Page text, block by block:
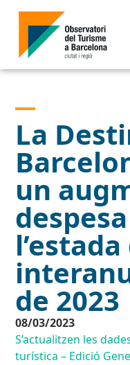
La
un
de 2023
08/03/2023
S’actualitzen les
turística – Edició